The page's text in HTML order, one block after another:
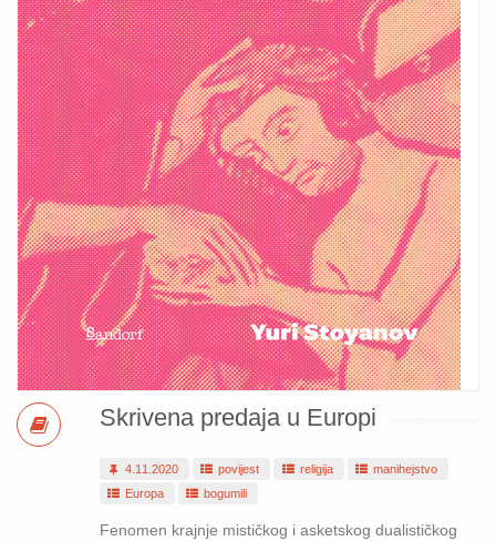
Skrivena predaja u Europi
4.11.2020 povijest religija
manihejstvo
Europa
bogumili
Fenomen krajnje mističkog i asketskog dualističkog